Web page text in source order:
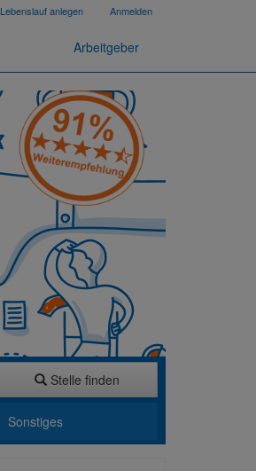
Lebenslauf anlegen Anmelden
Arbeitgeber
Stelle finden
Sonstiges